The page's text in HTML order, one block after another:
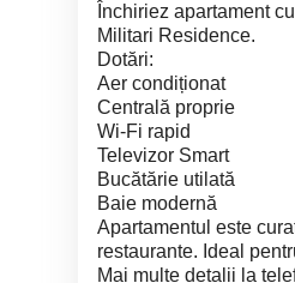
Închiriez apartament
Militari Residence.
Dotări:
Aer condiționat
Centrală proprie
Wi-Fi rapid
Televizor Smart
Bucătărie utilată
Baie modernă
Apartamentul este
restaurante. Ideal
Mai multe detalii la